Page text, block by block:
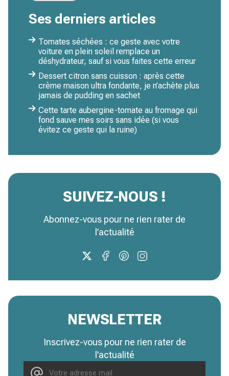
Ses derniers articles
Tomates séchées : ce geste avec votre
voiture en plein soleil remplace un
déshydrateur, sauf si vous faites cette erreur
Dessert citron sans cuisson : après cette
crème maison ultra fondante, je n’achète plus
jamais de pudding en sachet
Cette tarte aubergine-tomate au fromage qui
fond sauve mes soirs sans idée (si vous
évitez ce geste qui la ruine)
SUIVEZ-NOUS !
Abonnez-vous pour ne rien rater de
l’actualité
NEWSLETTER
Inscrivez-vous pour ne rien rater de
l’actualité